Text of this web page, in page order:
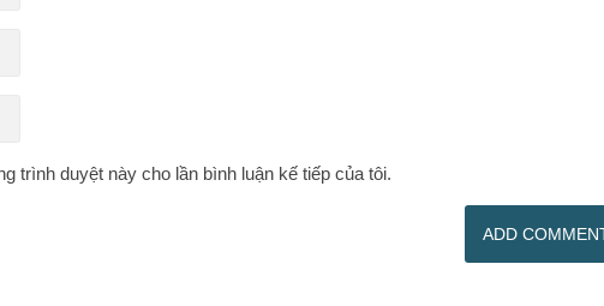
trình duyệt này cho lần bình luận kế tiếp của tôi.